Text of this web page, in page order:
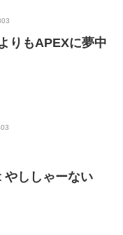
りもAPEXに夢中
ししゃーない